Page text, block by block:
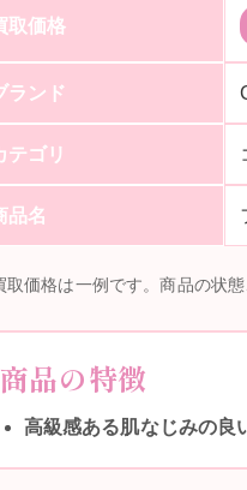
取価格
ランド
テゴリ
品名
価格は一例です。商品の状
商品の特徴
高級感ある肌なじみの良